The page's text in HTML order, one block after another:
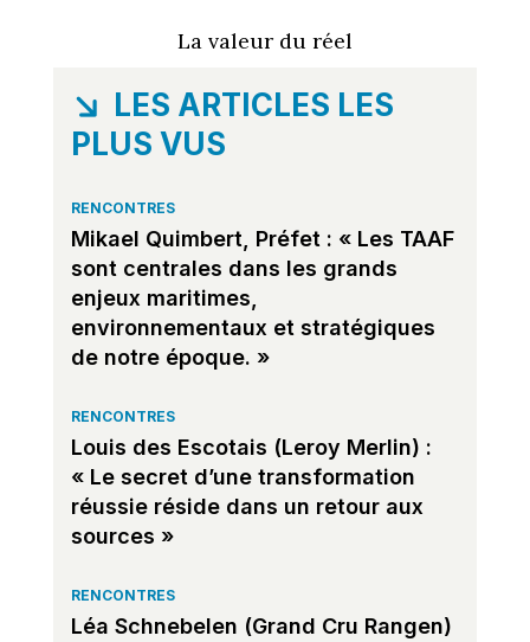
La valeur du réel
LES ARTICLES LES
PLUS VUS
RENCONTRES
Mikael Quimbert, Préfet : « Les TAAF
sont centrales dans les grands
enjeux maritimes,
environnementaux et stratégiques
de notre époque. »
RENCONTRES
Louis des Escotais (Leroy Merlin) :
« Le secret d’une transformation
réussie réside dans un retour aux
sources »
RENCONTRES
Léa Schnebelen (Grand Cru Rangen)